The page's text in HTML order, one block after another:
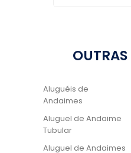
OUTRAS
Aluguéis de
Andaimes
Aluguel de Andaime
Tubular
Aluguel de Andaimes